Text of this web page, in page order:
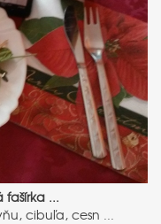
...
cibuľa, cesn ...